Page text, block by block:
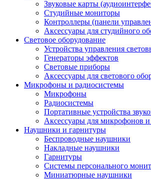
Звуковые карты
Студийные мониторы
Контроллеры (панели
Аксессуары для студийного
Световое оборудование
Устройства управления
Генераторы эффектов
Световые приборы
Аксессуары для светового
Микрофоны и радиосистемы
Микрофоны
Радиосистемы
Портативные устройства
Аксессуары для микрофонов и
Наушники и гарнитуры
Беспроводные наушники
Накладные наушники
Гарнитуры
Системы персонального
Миниатюрные наушники